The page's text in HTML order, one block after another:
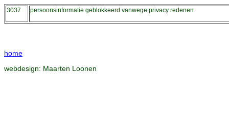
3037 persoonsinformatie geblokkeerd vanwege privacy redenen
home
webdesign: Maarten Loonen